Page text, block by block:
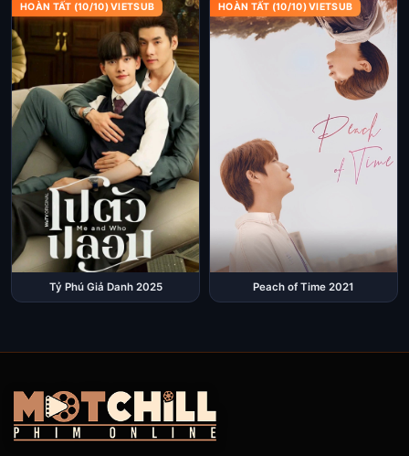
HOÀN TẤT (10/10) VIETSUB
Tỷ Phú Giả Danh 2025
HOÀN TẤT (10/10) VIETSUB
Peach of Time 2021